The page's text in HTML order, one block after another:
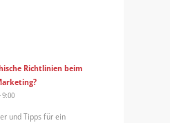
Richtlinien beim
9:00
und Tipps für ein